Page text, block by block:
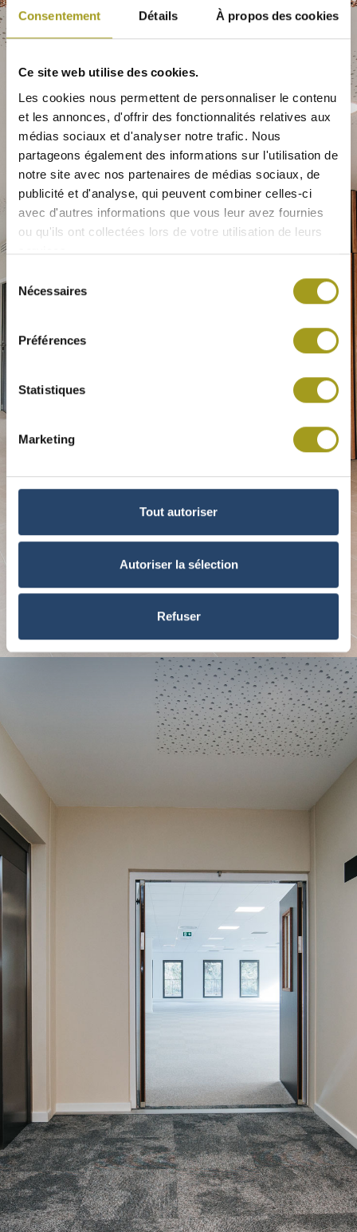
Consentement Détails À propos des cookies
Ce site web utilise des cookies.
Les cookies nous permettent de personnaliser le contenu
et les annonces, d'offrir des fonctionnalités relatives aux
médias sociaux et d'analyser notre trafic. Nous
partageons également des informations sur l'utilisation de
notre site avec nos partenaires de médias sociaux, de
publicité et d'analyse, qui peuvent combiner celles-ci
avec d'autres informations que vous leur avez fournies
ou qu'ils ont collectées lors de votre utilisation de leurs
services.
Nécessaires
Préférences
Statistiques
Marketing
Tout autoriser
Autoriser la sélection
Refuser
© INEA